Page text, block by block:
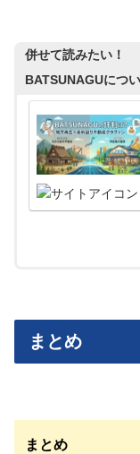
併せて読みたい！
BATSUNAGUにつ
まとめ
まとめ